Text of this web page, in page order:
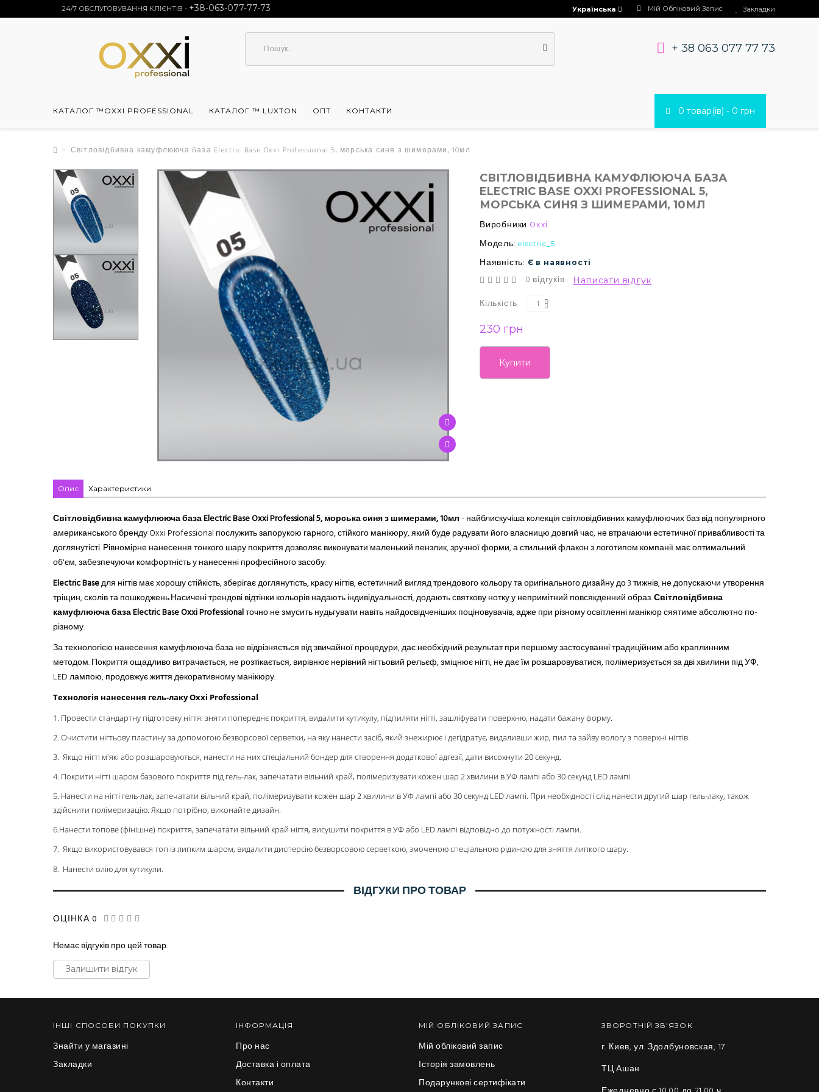
24/7 ОБСЛУГОВУВАННЯ КЛІЄНТІВ - +38-063-077-77-73 Закладки
Мій Обліковий Запис
Українська
+ 38 063 077 77 73
КАТАЛОГ ™OXXI PROFESSIONAL КАТАЛОГ ™ LUXTON ОПТ КОНТАКТИ 0 товар(ів) - 0 грн
Світловідбивна камуфлююча база Electric Base Oxxi Professional 5, морська синя з шимерами, 10мл
СВІТЛОВІДБИВНА КАМУФЛЮЮЧА БАЗА
ELECTRIC BASE OXXI PROFESSIONAL 5,
МОРСЬКА СИНЯ З ШИМЕРАМИ, 10МЛ
Виробники Oxxi
Модель: electric_5
Наявність: Є в наявності
0 відгуків Написати відгук
Кількість
230 грн
Купити
Опис Характеристики
Світловідбивна камуфлююча база Electric Base Oxxi Professional 5,морська синя з шимерами,10мл- найблискучіша колекція світловідбивних камуфлюючих баз від популярного
американського бренду Oxxi Professional послужить запорукою гарного, стійкого манікюру, який буде радувати його власницю довгий час, не втрачаючи естетичної привабливості та
доглянутісті. Рівномірне нанесення тонкого шару покриття дозволяє виконувати маленький пензлик, зручної форми, а стильний флакон з логотипом компанії має оптимальний
об'єм, забезпечуючи комфортність у нанесенні професійного засобу.
Electric Baseдля нігтів має хорошу стійкість, зберігає доглянутість, красу нігтів, естетичний вигляд трендового кольору та оригінального дизайну до 3 тижнів, не допускаючи утворення
тріщин, сколів та пошкоджень.Насичені трендові відтінки кольорів надають індивідуальності, додають святкову нотку у непримітний повсякденний образ.Світловідбивна
камуфлююча база Electric Base Oxxi Professionalточно не змусить нудьгувати навіть найдосвідченіших поціновувачів, адже при різному освітленні манікюр сяятиме абсолютно по-
різному.
За технологією нанесення камуфлююча база не відрізняється від звичайної процедури, дає необхідний результат при першому застосуванні традиційним або краплинним
методом. Покриття ощадливо витрачається, не розтікається, вирівнює нерівний нігтьовий рельєф, зміцнює нігті, не дає їм розшаровуватися, полімеризується за дві хвилини під УФ,
LED лампою, продовжує життя декоративному манікюру.
Технологія нанесення гель-лаку Oxxi Professional
1. Провести стандартну підготовку нігтя: зняти попереднє покриття, видалити кутикулу, підпиляти нігті, зашліфувати поверхню, надати бажану форму.
2. Очистити нігтьову пластину за допомогою безворсової серветки, на яку нанести засіб, який знежирює і дегідратує, видаливши жир, пил та зайву вологу з поверхні нігтів.
3. Якщо нігті м'які або розшаровуються, нанести на них спеціальний бондер для створення додаткової адгезії, дати висохнути 20 секунд.
4. Покрити нігті шаром базового покриття під гель-лак, запечатати вільний край, полімеризувати кожен шар 2 хвилини в УФ лампі або 30 секунд LED лампі.
5. Нанести на нігті гель-лак, запечатати вільний край, полімеризувати кожен шар 2 хвилини в УФ лампі або 30 секунд LED лампі. При необхідності слід нанести другий шар гель-лаку, також
здійснити полімеризацію. Якщо потрібно, виконайте дизайн.
6.Нанести топове (фінішне) покриття, запечатати вільний край нігтя, висушити покриття в УФ або LED лампі відповідно до потужності лампи.
7. Якщо використовувався топ із липким шаром, видалити дисперсію безворсовою серветкою, змоченою спеціальною рідиною для зняття липкого шару.
8. Нанести олію для кутикули.
ВІДГУКИ ПРО ТОВАР
ОЦІНКА 0
Немає відгуків про цей товар.
Залишити відгук
ІНШІ СПОСОБИ ПОКУПКИ
Знайти у магазині
Закладки
ІНФОРМАЦІЯ
Про нас
Доставка і оплата
Контакти
МІЙ ОБЛІКОВИЙ ЗАПИС
Мій обліковий запис
Історія замовлень
Подарункові сертифікати
ЗВОРОТНІЙ ЗВ'ЯЗОК
г. Киев, ул. Здолбуновская, 17
ТЦ Ашан